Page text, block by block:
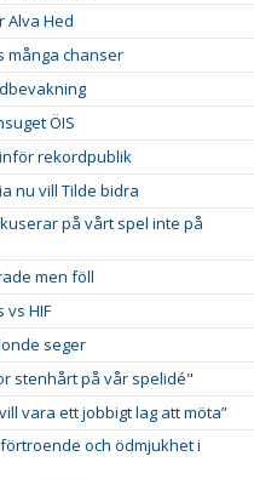
Alva Hed
många chanser
ÖIS
rekordpublik
nu vill Tilde bidra
på vårt spel inte på
men föll
vs HIF
seger
stenhårt på vår spelidé"
vara ett jobbigt lag att möta”
och ödmjukhet i